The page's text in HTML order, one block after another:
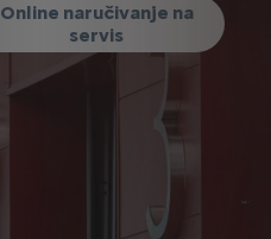
Online naručivanje na
servis